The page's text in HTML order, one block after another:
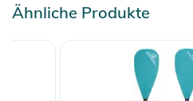
Ähnliche Produkte